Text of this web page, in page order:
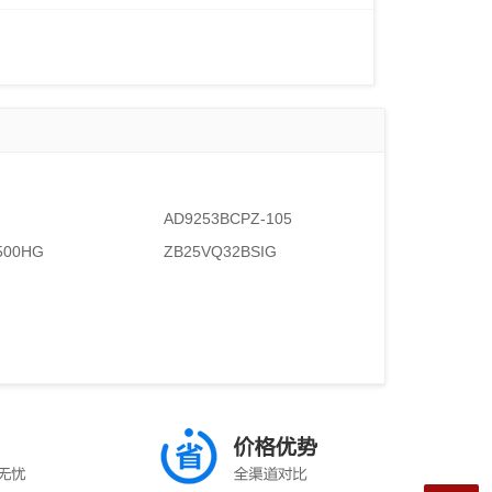
AD9253BCPZ-105
ZB25VQ32BSIG